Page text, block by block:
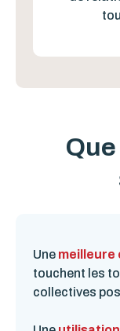
Une meilleure
touchent les
collectives